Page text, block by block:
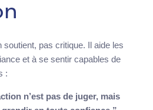
soutient, pas critique. Il aide les
et à se sentir capables de
:
n’est pas de juger, mais